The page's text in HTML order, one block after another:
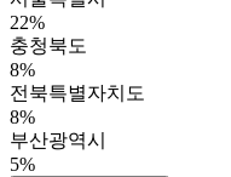
22%
충청북도
8%
전북특별자치도
8%
부산광역시
5%